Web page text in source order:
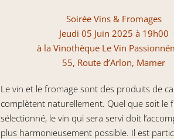
Soirée Vins & Fromages
Jeudi 05 Juin 2025 à 19h00
à la Vinothèque Le Vin
55, Route d’Arlon, Mamer
Le vin et le fromage sont des produits de
complètent naturellement. Quel que soit le
sélectionné, le vin qui sera servi doit
plus harmonieusement possible. Il est